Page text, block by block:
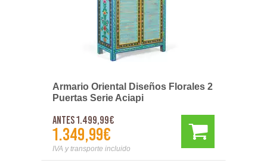
Armario Oriental Diseños Florales 2
Puertas Serie Aciapi
Antes 1.499,99€
1.349,99€
IVA y transporte incluido